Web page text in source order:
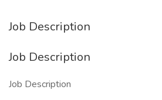
Job Description
Job Description
Job Description